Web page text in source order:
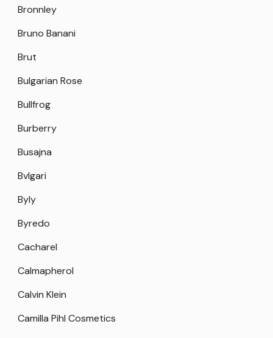
Bronnley
Bruno Banani
Brut
Bulgarian Rose
Bullfrog
Burberry
Busajna
Bvlgari
Byly
Byredo
Cacharel
Calmapherol
Calvin Klein
Camilla Pihl Cosmetics